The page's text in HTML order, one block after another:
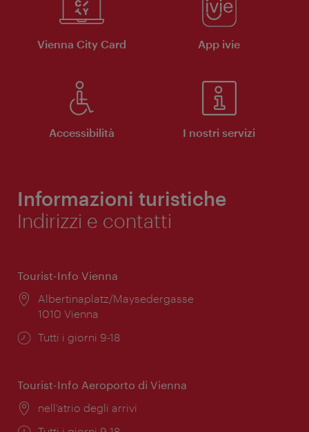
Vienna City Card App ivie
Accessibilità I nostri servizi
Informazioni turistiche
Indirizzi e contatti
Tourist-Info Vienna
Posizione:
Albertinaplatz/Maysedergasse
1010 Vienna
Orari
Tutti i giorni 9-18
Tourist-Info Aeroporto di Vienna
Posizione:
nell’atrio degli arrivi